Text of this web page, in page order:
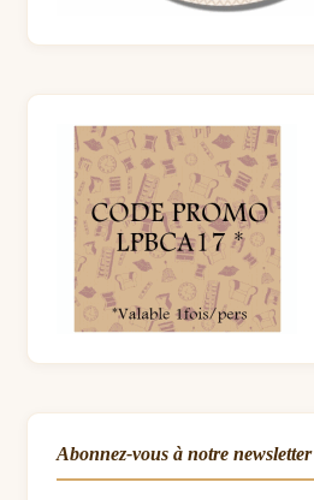
Abonnez-vous à notre newsletter